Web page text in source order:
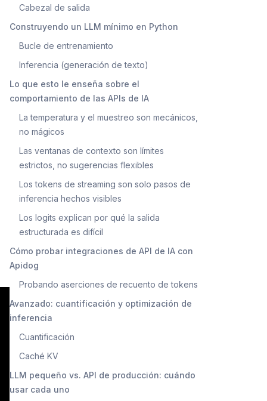
Cabezal de salida
Construyendo un LLM mínimo en Python
Bucle de entrenamiento
Inferencia (generación de texto)
Lo que esto le enseña sobre el
comportamiento de las APIs de IA
La temperatura y el muestreo son mecánicos,
no mágicos
Las ventanas de contexto son límites
estrictos, no sugerencias flexibles
Los tokens de streaming son solo pasos de
inferencia hechos visibles
Los logits explican por qué la salida
estructurada es difícil
Cómo probar integraciones de API de IA con
Apidog
Probando aserciones de recuento de tokens
Avanzado: cuantificación y optimización de
inferencia
Cuantificación
Caché KV
LLM pequeño vs. API de producción: cuándo
usar cada uno